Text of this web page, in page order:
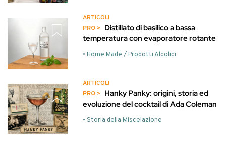
ARTICOLI
Distillato di basilico a bassa
temperatura con evaporatore rotante
• Home Made / Prodotti Alcolici
ARTICOLI
Hanky Panky: origini, storia ed
evoluzione del cocktail di Ada Coleman
• Storia della Miscelazione